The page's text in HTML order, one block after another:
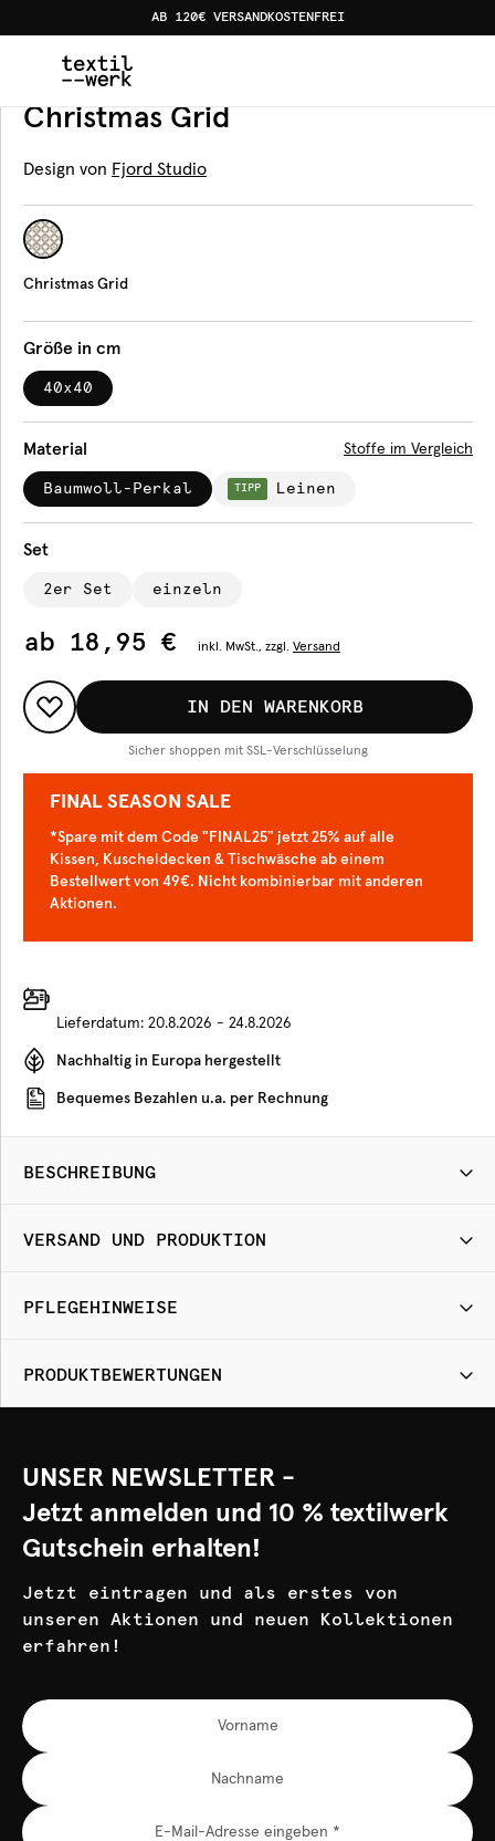
AB 120€ VERSANDKOSTENFREI
Produkte Servietten Christmas Grid
Servietten
Christmas Grid
Design von Fjord Studio
Christmas Grid
Größe in cm
40x40
Material Stoffe im Vergleich
Baumwoll-Perkal TIPP Leinen
Set
2er Set einzeln
ab 18,95 € inkl. MwSt., zzgl. Versand
IN DEN WARENKORB
Sicher shoppen mit SSL-Verschlüsselung
FINAL SEASON SALE
*Spare mit dem Code "FINAL25" jetzt 25% auf alle
Kissen, Kuscheldecken & Tischwäsche ab einem
Bestellwert von 49€. Nicht kombinierbar mit anderen
Aktionen.
Lieferdatum: 20.8.2026 - 24.8.2026
Nachhaltig in Europa hergestellt
Bequemes Bezahlen u.a. per Rechnung
BESCHREIBUNG
VERSAND UND PRODUKTION
PFLEGEHINWEISE
PRODUKTBEWERTUNGEN
UNSER NEWSLETTER -
Jetzt anmelden und 10 % textilwerk
Gutschein erhalten!
Jetzt eintragen und als erstes von
unseren Aktionen und neuen Kollektionen
erfahren!